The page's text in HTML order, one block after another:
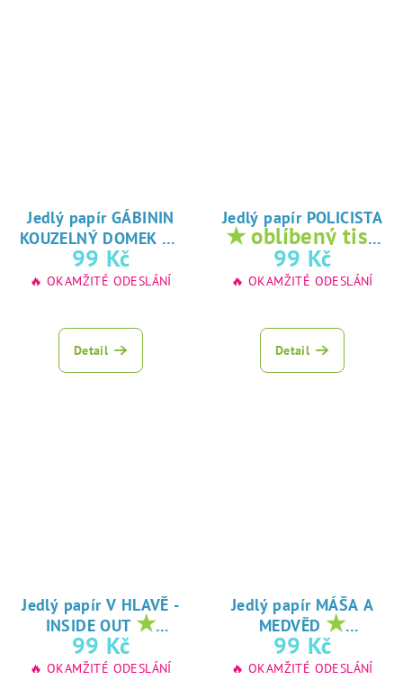
Jedlý papír GÁBININ
KOUZELNÝ DOMEK ★
oblíbený tisk na
jedlý papír
99 Kč
🔥 OKAMŽITÉ ODESLÁNÍ
Detail
Jedlý papír POLICISTA
★ oblíbený tisk
na jedlý papír
99 Kč
🔥 OKAMŽITÉ ODESLÁNÍ
Detail
Jedlý papír V HLAVĚ -
INSIDE OUT ★
oblíbený tisk na
jedlý papír
99 Kč
🔥 OKAMŽITÉ ODESLÁNÍ
Jedlý papír MÁŠA A
MEDVĚD ★
oblíbený tisk na
jedlý papír
99 Kč
🔥 OKAMŽITÉ ODESLÁNÍ